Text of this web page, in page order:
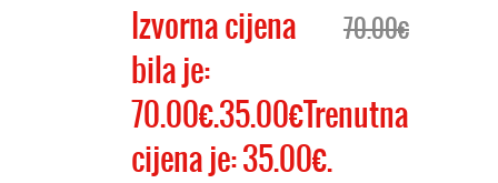
70.00€
Izvorna cijena
bila je:
70.00€.35.00€Trenutna
cijena je: 35.00€.